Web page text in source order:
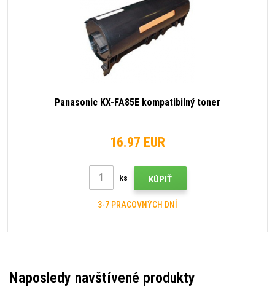
Panasonic KX-FA85E kompatibilný toner
16.97 EUR
ks KÚPIŤ
3-7 PRACOVNÝCH DNÍ
Naposledy navštívené produkty